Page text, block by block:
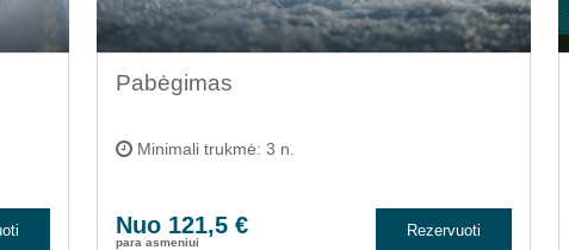
Pabėgimas
Minimali trukmė: 3 n.
Nuo 121,5 €
para asmeniui
Rezervuoti